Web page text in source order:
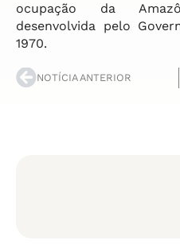
ocupação da
desenvolvida pelo
1970.
NOTÍCIA ANTERIOR